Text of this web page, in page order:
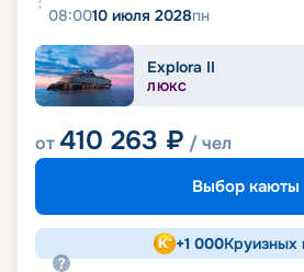
08:0010 июля 2028пн
Explora II
ЛЮКС
от410 263 ₽ / чел
Выбор каюты
+1 000Круизных